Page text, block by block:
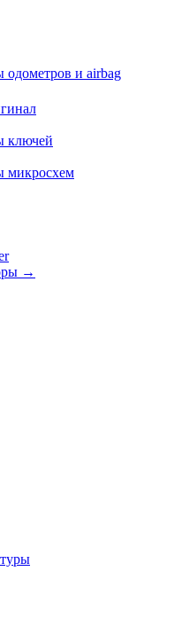
одометров и airbag
ключей
микросхем
→